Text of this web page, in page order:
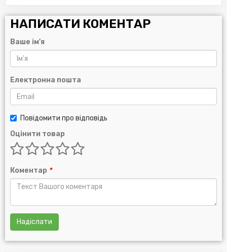
НАПИСАТИ КОМЕНТАР
Ваше ім'я
Електронна пошта
Повідомити про відповідь
Оцінити товар
Коментар *
Надіслати